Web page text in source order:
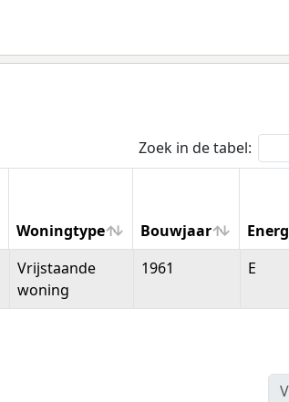
Zoek in de tabel:
Woningtype Bouwjaar
Woningtype Bouwjaar
Vrijstaande
woning
1961 E